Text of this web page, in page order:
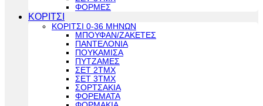
ΦΟΡΜΕΣ
ΚΟΡΙΤΣΙ
ΚΟΡΙΤΣΙ 0-36 ΜΗΝΩΝ
ΜΠΟΥΦΑΝ/ΖΑΚΕΤΕΣ
ΠΑΝΤΕΛΟΝΙΑ
ΠΟΥΚΑΜΙΣΑ
ΠΥΤΖΑΜΕΣ
ΣΕΤ 2ΤΜΧ
ΣΕΤ 3ΤΜΧ
ΣΟΡΤΣΑΚΙΑ
ΦΟΡΕΜΑΤΑ